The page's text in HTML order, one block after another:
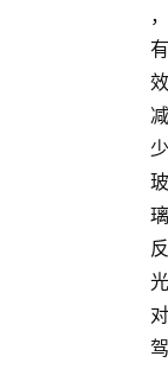
，
有
效
减
少
玻
璃
反
光
对
驾